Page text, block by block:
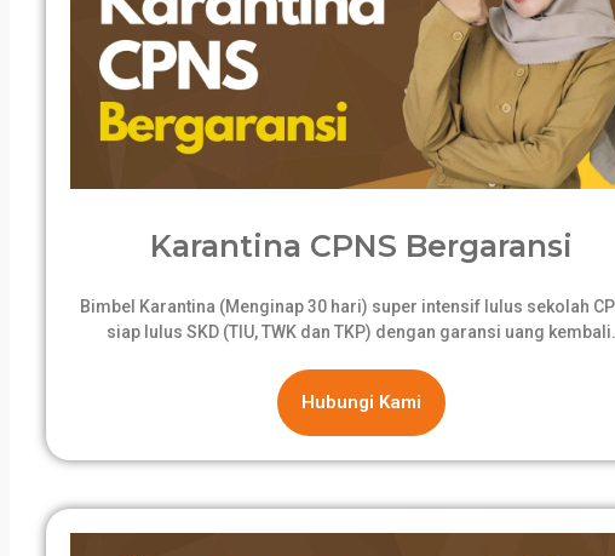
Karantina CPNS Bergaransi
Bimbel Karantina (Menginap 30 hari) super intensif lulus sekolah
siap lulus SKD (TIU, TWK dan TKP) dengan garansi uang kembali.
Hubungi Kami